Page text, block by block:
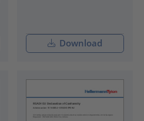
Download